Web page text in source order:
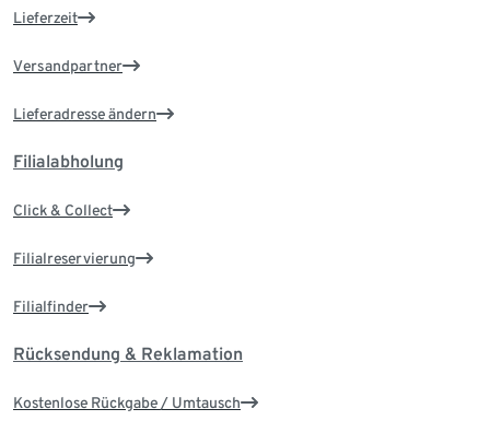
Lieferzeit
Versandpartner
Lieferadresse ändern
Filialabholung
Click & Collect
Filialreservierung
Filialfinder
Rücksendung & Reklamation
Kostenlose Rückgabe / Umtausch